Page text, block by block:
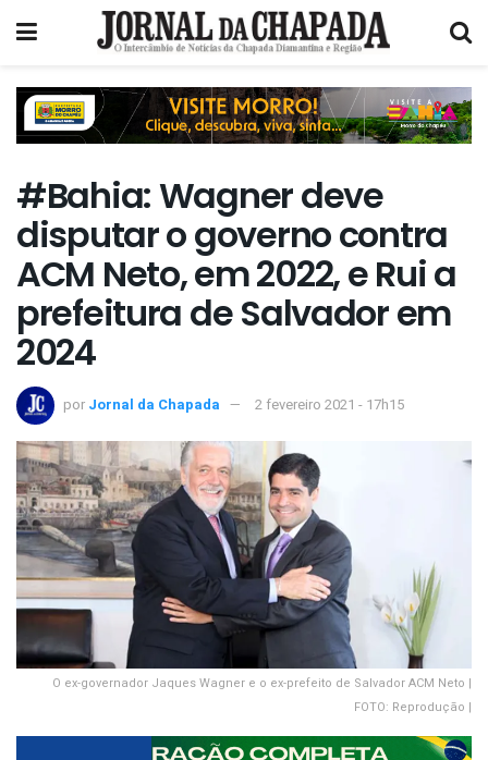
#Bahia: Wagner deve
disputar o governo contra
ACM Neto, em 2022, e Rui a
prefeitura de Salvador em
2024
por Jornal da Chapada 2 fevereiro 2021 - 17h15
O ex-governador Jaques Wagner e o ex-prefeito de Salvador ACM Neto |
FOTO: Reprodução |